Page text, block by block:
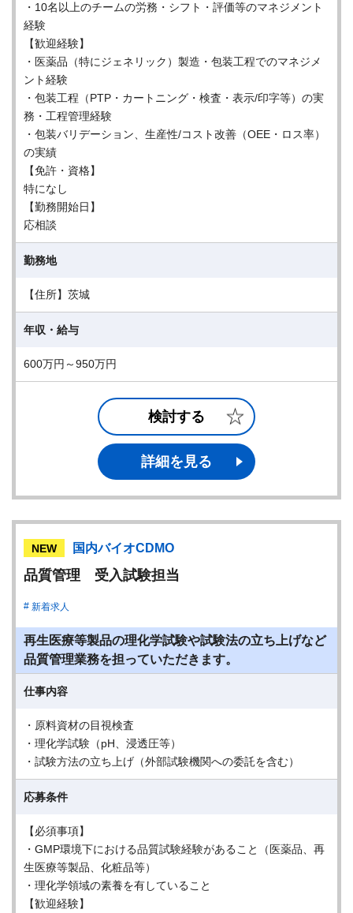
・10名以上のチームの労務・シフト・評価等のマネジメント
経験
【歓迎経験】
・医薬品（特にジェネリック）製造・包装工程でのマネジメ
ント経験
・包装工程（PTP・カートニング・検査・表示/印字等）の実
務・工程管理経験
・包装バリデーション、生産性/コスト改善（OEE・ロス率）
の実績
【免許・資格】
特になし
【勤務開始日】
応相談
勤務地
【住所】茨城
年収・給与
600万円～950万円
検討する
詳細を見る
NEW 国内バイオCDMO
品質管理 受入試験担当
新着求人
再生医療等製品の理化学試験や試験法の立ち上げなど
品質管理業務を担っていただきます。
仕事内容
・原料資材の目視検査
・理化学試験（pH、浸透圧等）
・試験方法の立ち上げ（外部試験機関への委託を含む）
応募条件
【必須事項】
・GMP環境下における品質試験経験があること（医薬品、再
生医療等製品、化粧品等）
・理化学領域の素養を有していること
【歓迎経験】